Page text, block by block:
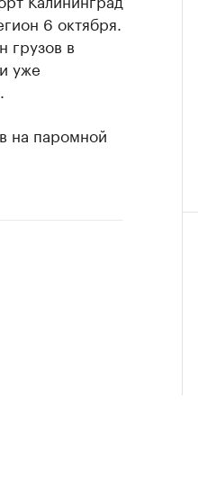
6 октября.
грузов в
уже
на паромной